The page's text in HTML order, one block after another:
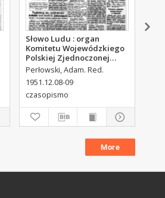
Słowo Ludu : organ
Komitetu Wojewódzkiego
Polskiej Zjednoczonej
Partii Robotniczej, 1951,
R.3, nr 317
Perłowski, Adam. Red.
1951.12.08-09
czasopismo
More